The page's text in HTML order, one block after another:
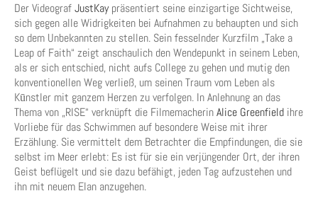
Der VideografJustKaypräsentiert seine einzigartige Sichtweise,
sich gegen alle Widrigkeiten bei Aufnahmen zu behaupten und sich
so dem Unbekannten zu stellen. Sein fesselnder Kurzfilm „Take a
Leap of Faith“ zeigt anschaulich den Wendepunkt in seinem Leben,
als er sich entschied, nicht aufs College zu gehen und mutig den
konventionellen Weg verließ, um seinen Traum vom Leben als
Kūnstler mit ganzem Herzen zu verfolgen. In Anlehnung an das
Thema von „RISE“ verknüpft die FilmemacherinAlice Greenfield ihre
Vorliebe für das Schwimmen auf besondere Weise mit ihrer
Erzählung. Sie vermittelt dem Betrachter die Empfindungen, die sie
selbst im Meer erlebt: Es ist für sie ein verjüngender Ort, der ihren
Geist beflügelt und sie dazu befähigt, jeden Tag aufzustehen und
ihn mit neuem Elan anzugehen.